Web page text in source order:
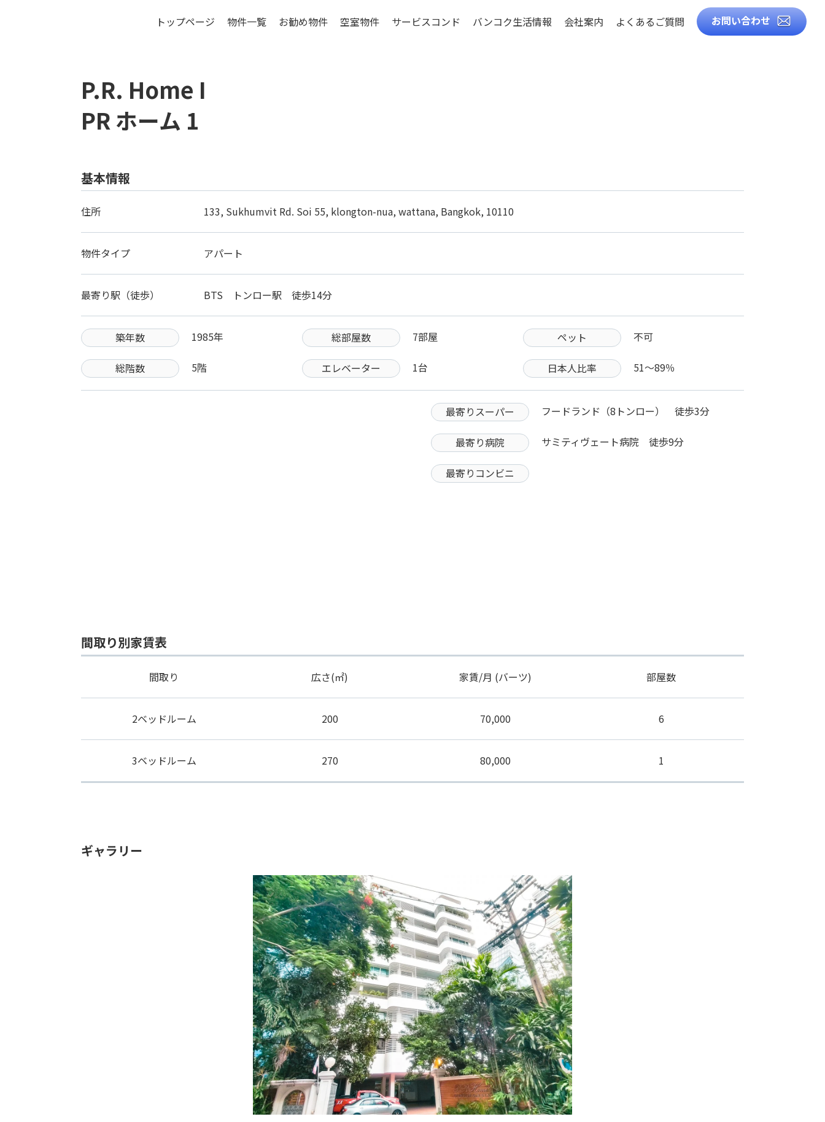
トップページ 物件一覧 お勧め物件 空室物件 サービスコンド バンコク生活情報
ご入居までの流れ
エリアについて
会社案内 よくあるご質問 お問い合わせ
P.R. Home I
PR ホーム 1
基本情報
住所 133, Sukhumvit Rd. Soi 55, klongton-nua, wattana, Bangkok, 10110
物件タイプ アパート
最寄り駅（徒歩） BTS トンロー駅 徒歩14分
築年数 1985年 総部屋数 7部屋 ペット 不可
総階数 5階 エレベーター 1台 日本人比率 51〜89％
最寄りスーパー フードランド（8トンロー） 徒歩3分
最寄り病院 サミティヴェート病院 徒歩9分
最寄りコンビニ
間取り別家賃表
間取り 広さ(㎡) 家賃/月 (バーツ) 部屋数
2ベッドルーム 200 70,000 6
3ベッドルーム 270 80,000 1
ギャラリー